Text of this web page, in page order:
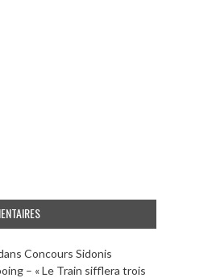
Concours Sidonis
– « Le Train sifflera trois